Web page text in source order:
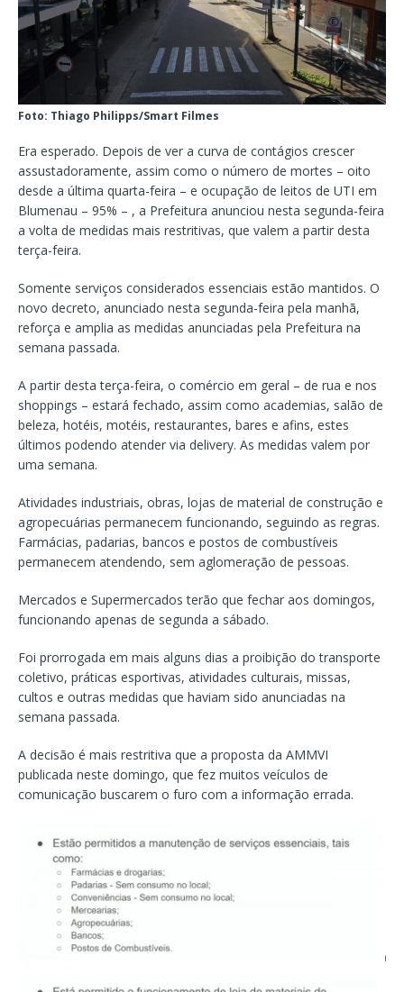
Foto: Thiago Philipps/Smart Filmes
Era esperado. Depois de ver a curva de contágios crescer
assustadoramente, assim como o número de mortes – oito
desde a última quarta-feira – e ocupação de leitos de UTI em
Blumenau – 95% – , a Prefeitura anunciou nesta segunda-feira
a volta de medidas mais restritivas, que valem a partir desta
terça-feira.
Somente serviços considerados essenciais estão mantidos. O
novo decreto, anunciado nesta segunda-feira pela manhã,
reforça e amplia as medidas anunciadas pela Prefeitura na
semana passada.
A partir desta terça-feira, o comércio em geral – de rua e nos
shoppings – estará fechado, assim como academias, salão de
beleza, hotéis, motéis, restaurantes, bares e afins, estes
últimos podendo atender via delivery. As medidas valem por
uma semana.
Atividades industriais, obras, lojas de material de construção e
agropecuárias permanecem funcionando, seguindo as regras.
Farmácias, padarias, bancos e postos de combustíveis
permanecem atendendo, sem aglomeração de pessoas.
Mercados e Supermercados terão que fechar aos domingos,
funcionando apenas de segunda a sábado.
Foi prorrogada em mais alguns dias a proibição do transporte
coletivo, práticas esportivas, atividades culturais, missas,
cultos e outras medidas que haviam sido anunciadas na
semana passada.
A decisão é mais restritiva que a proposta da AMMVI
publicada neste domingo, que fez muitos veículos de
comunicação buscarem o furo com a informação errada.